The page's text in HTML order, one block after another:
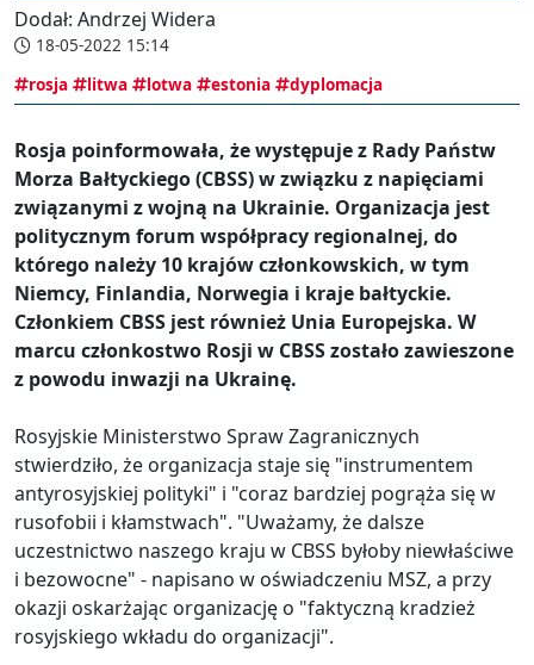
Dodał: Andrzej Widera
18-05-2022 15:14
rosja
litwa lotwa estonia dyplomacja
Rosja poinformowała, że występuje z Rady Państw
Morza Bałtyckiego (CBSS) w związku z napięciami
związanymi z wojną na Ukrainie. Organizacja jest
politycznym forum współpracy regionalnej, do
którego należy 10 krajów członkowskich, w tym
Niemcy, Finlandia, Norwegia i kraje bałtyckie.
Członkiem CBSS jest również Unia Europejska. W
marcu członkostwo Rosji w CBSS zostało zawieszone
z powodu inwazji na Ukrainę.
Rosyjskie Ministerstwo Spraw Zagranicznych
stwierdziło, że organizacja staje się "instrumentem
antyrosyjskiej polityki" i "coraz bardziej pogrąża się w
rusofobii i kłamstwach". "Uważamy, że dalsze
uczestnictwo naszego kraju w CBSS byłoby niewłaściwe
i bezowocne" - napisano w oświadczeniu MSZ, a przy
okazji oskarżając organizację o "faktyczną kradzież
rosyjskiego wkładu do organizacji".